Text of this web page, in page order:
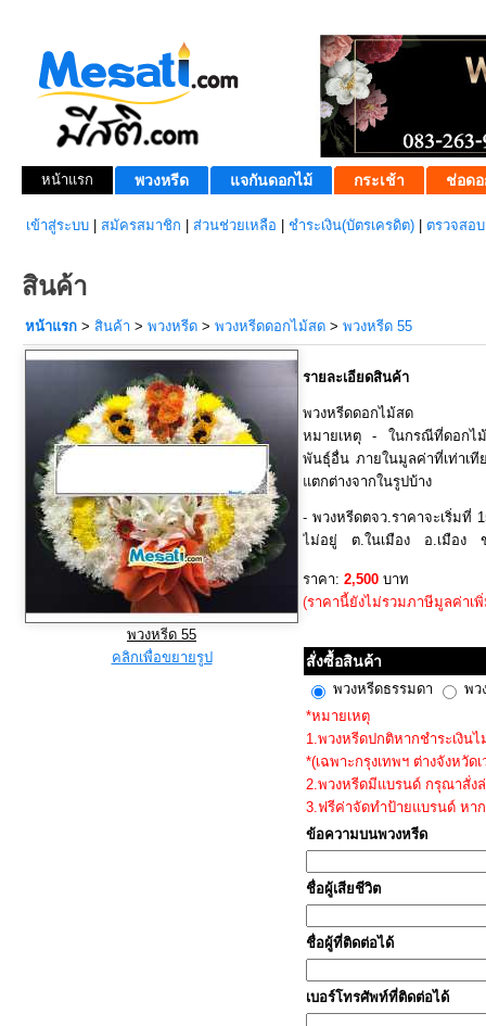
หน้าแรก พวงหรีด แจกันดอกไม้ กระเช้า ช่อดอ
เข้าสู่ระบบ สมัครสมาชิก ส่วนช่วยเหลือ ชำระเงิน(บัตรเครดิต) ตรวจสอ
สินค้า
หน้าแรก > สินค้า > พวงหรีด > พวงหรีดดอกไม้สด > พวงหรีด 55
พวงหรีด 55
คลิกเพื่อขยายรูป
รายละเอียดสินค้า
พวงหรีดดอกไม้สด
หมายเหตุ - ในกรณีที่ดอกไ
พันธุ์อื่น ภายในมูลค่าที่เท่าเ
แตกต่างจากในรูปบ้าง
- พวงหรีดตจว.ราคาจะเริ่มที่
ไม่อยู่ ต.ในเมือง อ.เมือง
นั้น ก่อนทำการสั่งซื้อ
ราคา: 2,500 บาท
(ราคานี้ยังไม่รวมภาษีมูลค่าเ
สั่งซื้อสินค้า
พวงหรีดธรรมดา
พว
*หมายเหตุ
1.พวงหรีดปกติหากชำระเงิน
*(เฉพาะกรุงเทพฯ ต่างจังหวัด
2.พวงหรีดมีแบรนด์ กรุณาสั่ง
3.ฟรีค่าจัดทำป้ายแบรนด์ หา
ข้อความบนพวงหรีด
ชื่อผู้เสียชีวิต
ชื่อผู้ที่ติดต่อได้
เบอร์โทรศัพท์ที่ติดต่อได้